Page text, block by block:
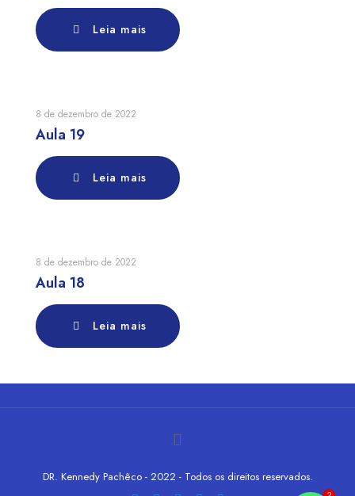
Leia mais
8 de dezembro de 2022
Aula 19
Leia mais
8 de dezembro de 2022
Aula 18
Leia mais
DR. Kennedy Pachêco - 2022 - Todos os direitos reservados.